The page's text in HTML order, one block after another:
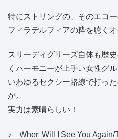
特にストリングの、そのエコ
フィラデルフィアの粋を聴くオ
スリーディグリーズ自体も歴
くハーモニーが上手い女性グル
いわゆるセクシー路線で打っ
が。
実力は素晴らしい！
♪ When Will I See You Again/